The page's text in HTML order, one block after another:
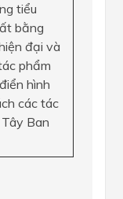
tiểu
bằng
đại và
phẩm
hình
các tác
Ban